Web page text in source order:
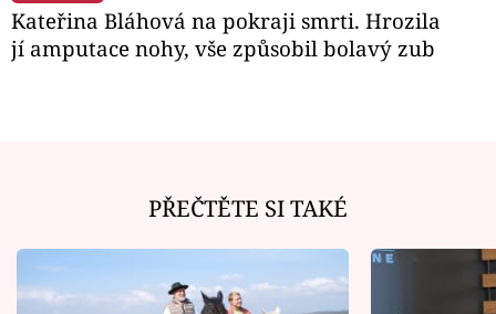
Kateřina Bláhová na pokraji smrti. Hrozila
jí amputace nohy, vše způsobil bolavý zub
PŘEČTĚTE SI TAKÉ